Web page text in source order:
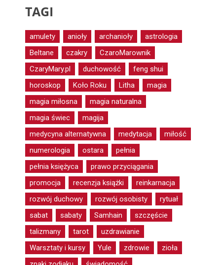
TAGI
amulety anioły archanioły
astrologia
Beltane
czakry
CzaroMarownik
CzaryMary.pl
duchowość
feng shui
horoskop
Koło Roku Litha
magia
magia miłosna
magia naturalna
magia świec
magija
medycyna alternatywna
medytacja
miłość
numerologia
ostara
pełnia
pełnia księżyca
prawo przyciągania
promocja
recenzja książki
reinkarnacja
rozwój duchowy
rozwój osobisty
rytuał
sabat
sabaty Samhain
szczęście
talizmany
tarot
uzdrawianie
Warsztaty i kursy
Yule zdrowie
zioła